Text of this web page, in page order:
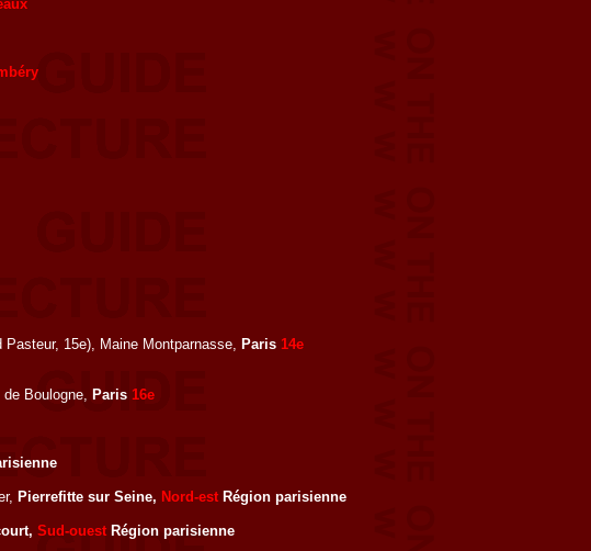
Pasteur, 15e), Maine Montparnasse, Paris 14e
Boulogne, Paris 16e
Pierrefitte sur Seine, Nord-est Région parisienne
Sud-ouestRégion parisienne